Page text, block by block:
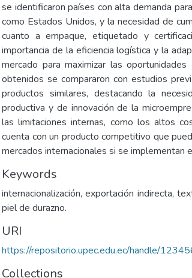
se identificaron países con alta demanda
como Estados Unidos, y la necesidad de
cuanto a empaque, etiquetado y
importancia de la eficiencia logística y la
mercado para maximizar las
obtenidos se compararon con estudios
productos similares, destacando la
productiva y de innovación de la
las limitaciones internas, como los altos
cuenta con un producto competitivo que
mercados internacionales si se implementan
Keywords
internacionalización, exportación indirecta,
piel de durazno.
URI
https://repositorio.upec.edu.ec/handle/
Collections